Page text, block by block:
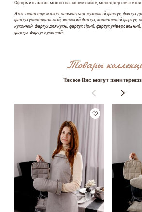
Оформить заказ можно на нашем сайте, менеджер свяжется
Этот товар еще может называться: кухонный фартух, фартух
фартух универсальный, женский фартух, коричневый фартух,
кухонний, фартух для кухні, фартух сірий, фартух
фартух, фартух кухонний
Товары
Также Вас могут
Комментарий